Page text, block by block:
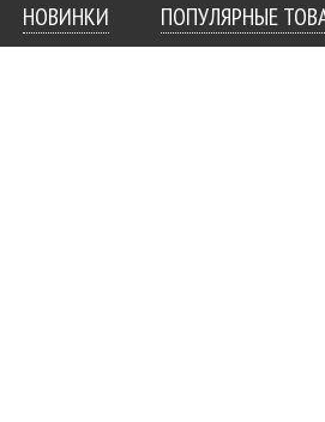
НОВИНКИ ПОПУЛЯРНЫЕ